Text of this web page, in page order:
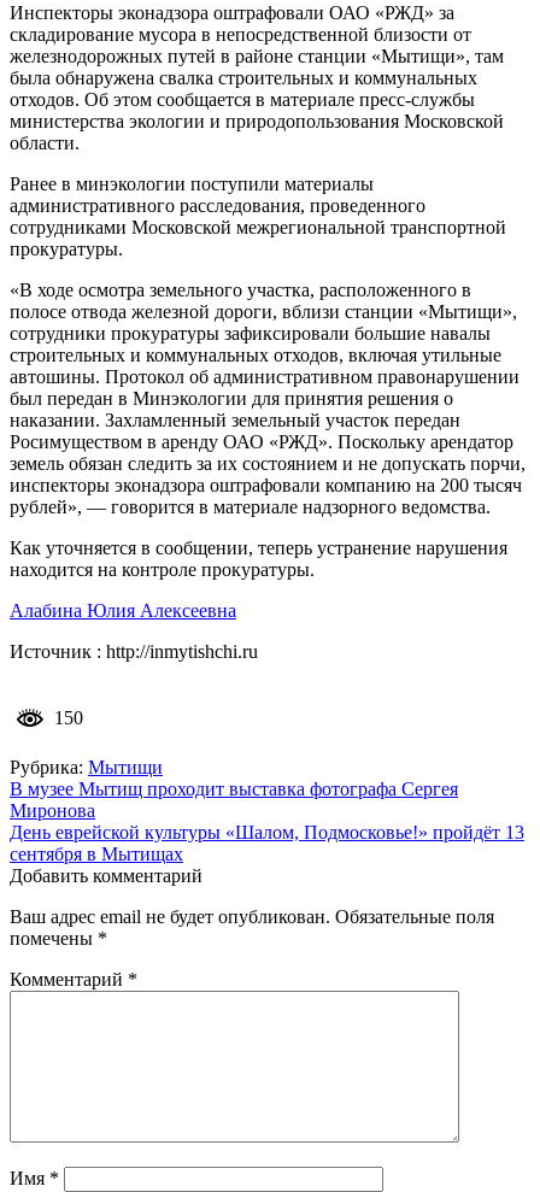
Инспекторы эконадзора оштрафовали ОАО «РЖД» за
складирование мусора в непосредственной близости от
железнодорожных путей в районе станции «Мытищи», там
была обнаружена свалка строительных и коммунальных
отходов. Об этом сообщается в материале пресс-службы
министерства экологии и природопользования Московской
области.
Ранее в минэкологии поступили материалы
административного расследования, проведенного
сотрудниками Московской межрегиональной транспортной
прокуратуры.
«В ходе осмотра земельного участка, расположенного в
полосе отвода железной дороги, вблизи станции «Мытищи»,
сотрудники прокуратуры зафиксировали большие навалы
строительных и коммунальных отходов, включая утильные
автошины. Протокол об административном правонарушении
был передан в Минэкологии для принятия решения о
наказании. Захламленный земельный участок передан
Росимуществом в аренду ОАО «РЖД». Поскольку арендатор
земель обязан следить за их состоянием и не допускать порчи,
инспекторы эконадзора оштрафовали компанию на 200 тысяч
рублей», — говорится в материале надзорного ведомства.
Как уточняется в сообщении, теперь устранение нарушения
находится на контроле прокуратуры.
Алабина Юлия Алексеевна
Источник : http://inmytishchi.ru
150
Рубрика: Мытищи
Навигация
по
записям
В музее Мытищ проходит выставка фотографа Сергея
Миронова
День еврейской культуры «Шалом, Подмосковье!» пройдёт 13
сентября в Мытищах
Добавить комментарий
Ваш адрес email не будет опубликован. Обязательные поля
помечены *
Комментарий *
Имя *